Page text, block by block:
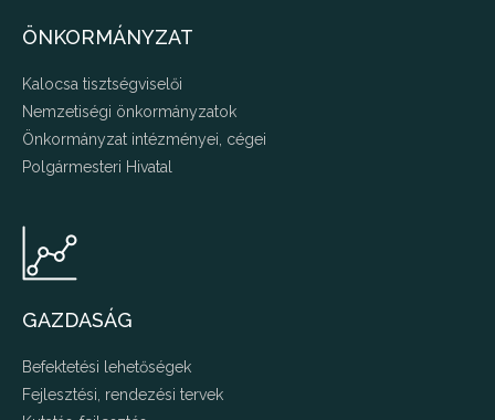
ÖNKORMÁNYZAT
Kalocsa tisztségviselői
Nemzetiségi önkormányzatok
Önkormányzat intézményei, cégei
Polgármesteri Hivatal
GAZDASÁG
Befektetési lehetőségek
Fejlesztési, rendezési tervek